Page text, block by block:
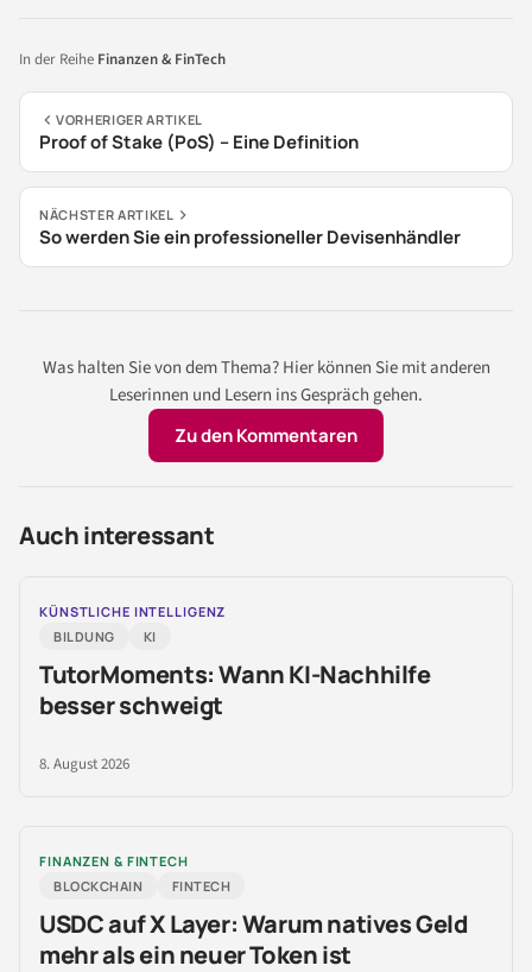
In der Reihe Finanzen & FinTech
VORHERIGER ARTIKEL
Proof of Stake (PoS) – Eine Definition
NÄCHSTER ARTIKEL
So werden Sie ein professioneller Devisenhändler
Was halten Sie von dem Thema? Hier können Sie mit anderen
Leserinnen und Lesern ins Gespräch gehen.
Zu den Kommentaren
Auch interessant
KÜNSTLICHE INTELLIGENZ
BILDUNG
KI
TutorMoments: Wann KI-Nachhilfe
besser schweigt
8. August 2026
FINANZEN & FINTECH
BLOCKCHAIN
FINTECH
USDC auf X Layer: Warum natives Geld
mehr als ein neuer Token ist